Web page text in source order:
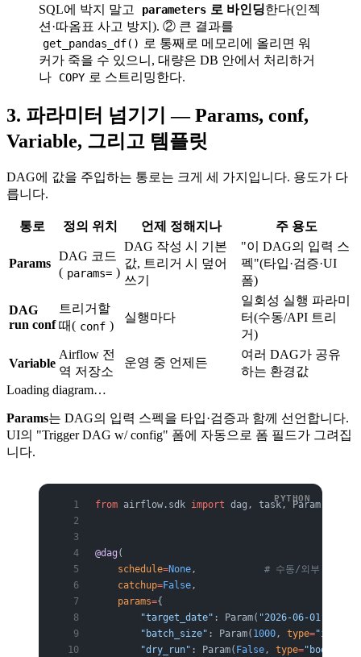
SQL에 박지 말고
parameters 로 바인딩한다(인젝
션·따옴표 사고 방지). ② 큰 결과를
get_pandas_df() 로 통째로 메모리에 올리면 워
커가 죽을 수 있으니, 대량은 DB 안에서 처리하거
나
COPY 로 스트리밍한다.
3. 파라미터 넘기기 — Params, conf,
Variable, 그리고 템플릿
DAG에 값을 주입하는 통로는 크게 세 가지입니다. 용도가 다
릅니다.
통로 정의 위치 언제 정해지나 주 용도
Params
DAG 코드
( params= )
DAG 작성 시 기본
값, 트리거 시 덮어
쓰기
"이 DAG의 입력 스
펙"(타입·검증·UI
폼)
DAG
run conf
트리거할
때( conf )
실행마다
일회성 실행 파라미
터(수동/API 트리
거)
Variable
Airflow 전
역 저장소
운영 중 언제든
여러 DAG가 공유
하는 환경값
Loading diagram…
Params는 DAG의 입력 스펙을 타입·검증과 함께 선언합니다.
UI의 "Trigger DAG w/ config" 폼에 자동으로 폼 필드가 그려집
니다.
from airflow.sdk import dag, task, Param
@dag (
    schedule
=None, # 수동/외부 트리거
    catchup
=False,
    params
={
        "target_date"
: Param( "2026-06-01"
        "batch_size"
: Param( 1000, type=
        "dry_run"
: Param( False, type="boolean"